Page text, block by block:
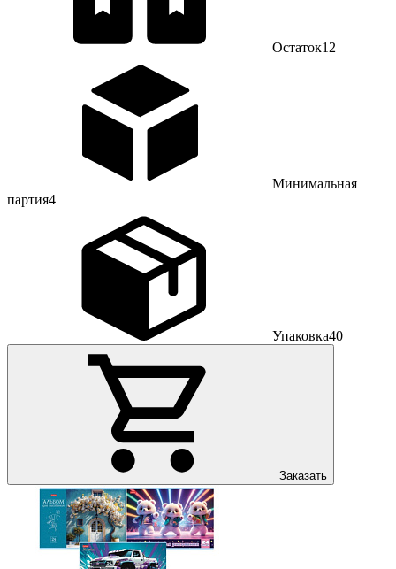
Остаток12
Минимальная
партия4
Упаковка40
Заказать